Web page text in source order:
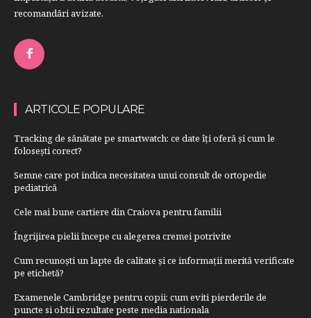
recomandări avizate.
ARTICOLE POPULARE
Tracking de sănătate pe smartwatch: ce date îți oferă și cum le
folosești corect?
Semne care pot indica necesitatea unui consult de ortopedie
pediatrică
Cele mai bune cartiere din Craiova pentru familii
Îngrijirea pielii începe cu alegerea cremei potrivite
Cum recunoști un lapte de calitate și ce informații merită verificate
pe etichetă?
Examenele Cambridge pentru copii: cum eviti pierderile de
puncte si obtii rezultate peste media nationala